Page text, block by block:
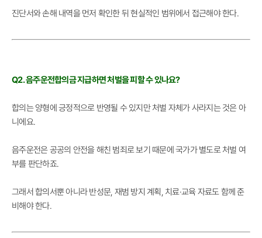
진단서와 손해 내역을 먼저 확인한 뒤 현실적인 범위에서 접근해야 한다.
Q2. 음주운전합의금 지급하면 처벌을 피할 수 있나요?
합의는 양형에 긍정적으로 반영될 수 있지만 처벌 자체가 사라지는 것은 아
니에요.
음주운전은 공공의 안전을 해친 범죄로 보기 때문에 국가가 별도로 처벌 여
부를 판단하죠.
그래서 합의서뿐 아니라 반성문, 재범 방지 계획, 치료·교육 자료도 함께 준
비해야 한다.